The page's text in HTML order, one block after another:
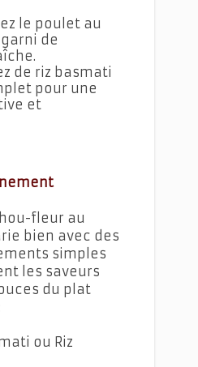
le poulet au
de
de riz basmati
pour une
et
fleur au
bien avec des
simples
les saveurs
du plat
ou Riz